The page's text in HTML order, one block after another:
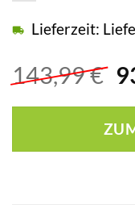
143,99€
Lieferzeit: